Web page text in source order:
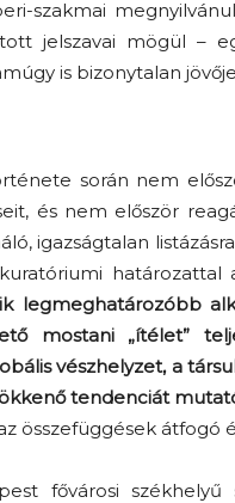
szakmai
jelszavai mögül –
is bizonytalan
során nem
és nem először
igazságtalan
legmeghatározóbb
mostani „ítélet”
vészhelyzet, a
tendenciát
összefüggések átfogó
fővárosi székhelyű